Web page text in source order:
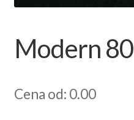
Modern 80
Cena od: 0.00